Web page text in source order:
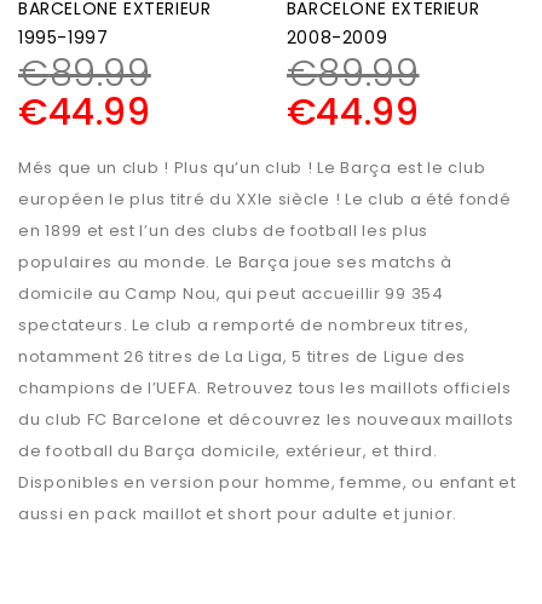
BARCELONE EXTERIEUR
1995-1997
€89.99
€44.99
BARCELONE EXTERIEUR
2008-2009
€89.99
€44.99
Més que un club ! Plus qu’un club ! Le Barça est le club
européen le plus titré du XXIe siècle ! Le club a été fondé
en 1899 et est l’un des clubs de football les plus
populaires au monde. Le Barça joue ses matchs à
domicile au Camp Nou, qui peut accueillir 99 354
spectateurs. Le club a remporté de nombreux titres,
notamment 26 titres de La Liga, 5 titres de Ligue des
champions de l’UEFA. Retrouvez tous les maillots officiels
du club FC Barcelone et découvrez les nouveaux maillots
de football du Barça domicile, extérieur, et third.
Disponibles en version pour homme, femme, ou enfant et
aussi en pack maillot et short pour adulte et junior.